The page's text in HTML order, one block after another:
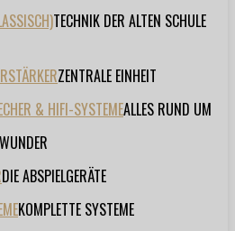
TECHNIK DER ALTEN SCHULE
ZENTRALE EINHEIT
& HIFI-SYSTEMEALLES RUND UM
DIE ABSPIELGERÄTE
KOMPLETTE SYSTEME